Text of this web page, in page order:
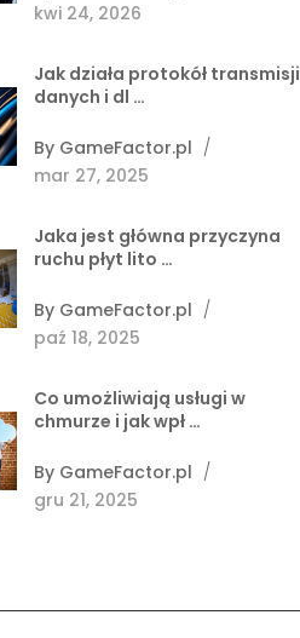
kwi 24, 2026
Jak działa protokół transmisji
danych i dl …
By GameFactor.pl /
mar 27, 2025
Jaka jest główna przyczyna
ruchu płyt lito …
By GameFactor.pl /
paź 18, 2025
Co umożliwiają usługi w
chmurze i jak wpł …
By GameFactor.pl /
gru 21, 2025